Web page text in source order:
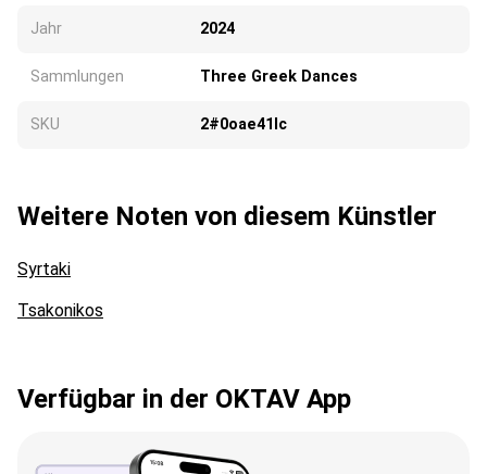
Jahr 2024
Sammlungen Three Greek Dances
SKU 2#0oae41lc
Weitere Noten von diesem Künstler
Syrtaki
Tsakonikos
Verfügbar in der OKTAV App